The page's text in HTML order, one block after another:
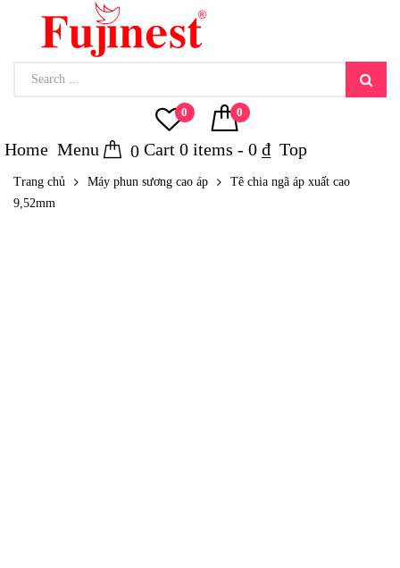
0 0
Home Menu 0 Cart 0 items - 0 ₫ Top
Trang chủ Máy phun sương cao áp
Tê chia ngã áp xuất cao
9,52mm